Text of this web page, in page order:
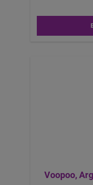
Voopoo,